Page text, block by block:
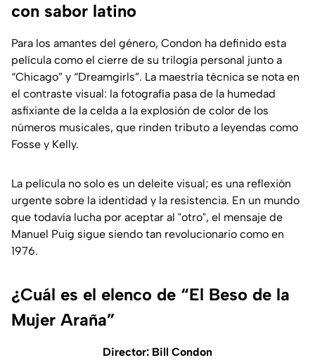
con sabor latino
Para los amantes del género, Condon ha definido esta
película como el cierre de su trilogía personal junto a
“Chicago” y “Dreamgirls”. La maestría técnica se nota en
el contraste visual: la fotografía pasa de la humedad
asfixiante de la celda a la explosión de color de los
números musicales, que rinden tributo a leyendas como
Fosse y Kelly.
La película no solo es un deleite visual; es una reflexión
urgente sobre la identidad y la resistencia. En un mundo
que todavía lucha por aceptar al "otro", el mensaje de
Manuel Puig sigue siendo tan revolucionario como en
1976.
¿Cuál es el elenco de “El Beso de la
Mujer Araña”
Director: Bill Condon